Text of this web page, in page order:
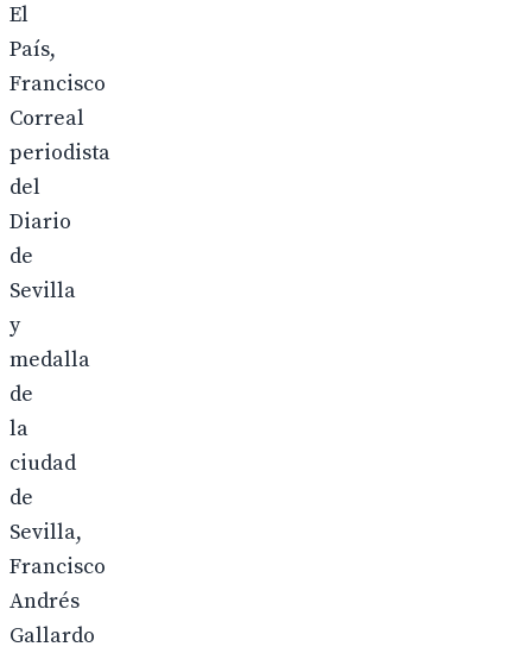
El
País,
Francisco
Correal
periodista
del
Diario
de
Sevilla
y
medalla
de
la
ciudad
de
Sevilla,
Francisco
Andrés
Gallardo